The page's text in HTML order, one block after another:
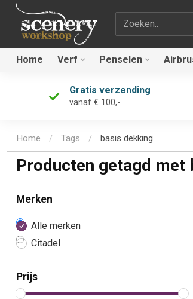
Zoekterm
Home Verf Penselen
Gratis verzending
vanaf € 100,-
Home / Tags / basis dekking
Producten getagd met
Merken
Alle merken
Citadel
Prijs